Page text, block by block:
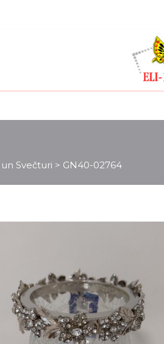
Svečturi > GN40-02764